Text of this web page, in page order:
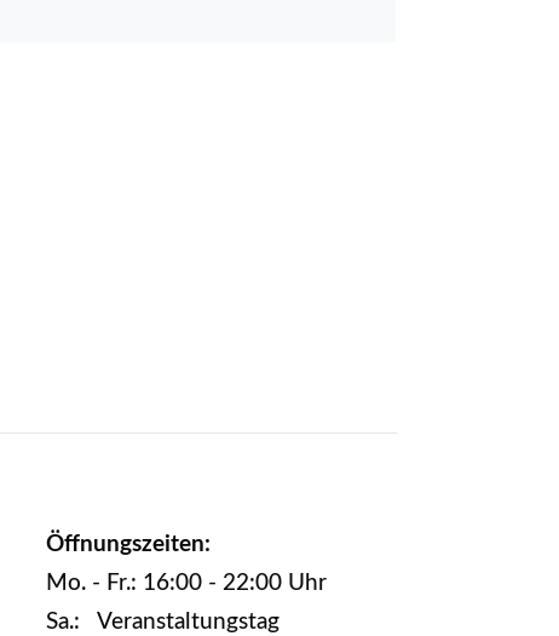
Öffnungszeiten:
Mo. - Fr.: 16:00 - 22:00 Uhr
Sa.: Veranstaltungstag